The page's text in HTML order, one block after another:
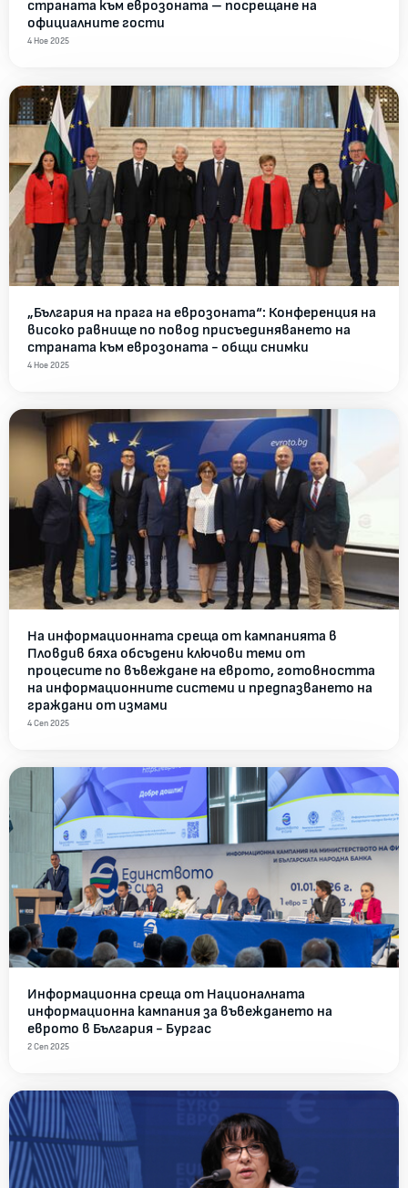
страната към еврозоната – посрещане на
официалните гости
4 Ное 2025
„България на прага на еврозоната“: Конференция на
високо равнище по повод присъединяването на
страната към еврозоната - общи снимки
4 Ное 2025
На информационната среща от кампанията в
Пловдив бяха обсъдени ключови теми от
процесите по въвеждане на еврото, готовността
на информационните системи и предпазването на
граждани от измами
4 Сеп 2025
Информационна среща от Националната
информационна кампания за въвеждането на
еврото в България - Бургас
2 Сеп 2025